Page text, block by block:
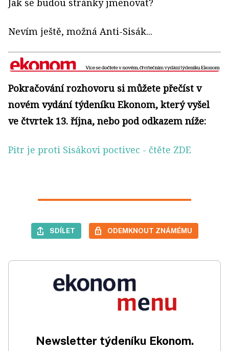
Jak se budou stránky jmenovat?
Nevím ještě, možná Anti-Sisák...
Pokračování rozhovoru si můžete přečíst v
novém vydání týdeníku Ekonom, který vyšel
ve čtvrtek 13. října, nebo pod odkazem níže:
Pitr je proti Sisákovi poctivec - čtěte ZDE
SDÍLET ODEMKNOUT ZNÁMÉMU
Newsletter týdeníku Ekonom.